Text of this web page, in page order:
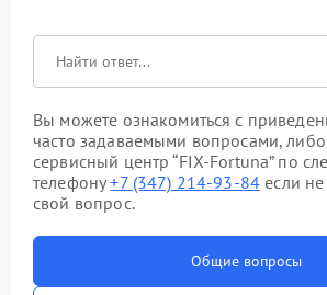
Вы можете ознакомиться с
часто задаваемыми вопросами, либо
сервисный центр “FIX-Fortuna” по
телефону+7 (347) 214-93-84 если
свой вопрос.
Общие вопросы